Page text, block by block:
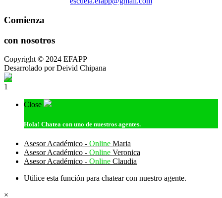
Comienza
con nosotros
Copyright © 2024 EFAPP
Desarrolado por Deivid Chipana
1
Close
Hola! Chatea con uno de nuestros agentes.
Asesor Académico - Online Maria
Asesor Académico - Online Veronica
Asesor Académico - Online Claudia
Utilice esta función para chatear con nuestro agente.
×